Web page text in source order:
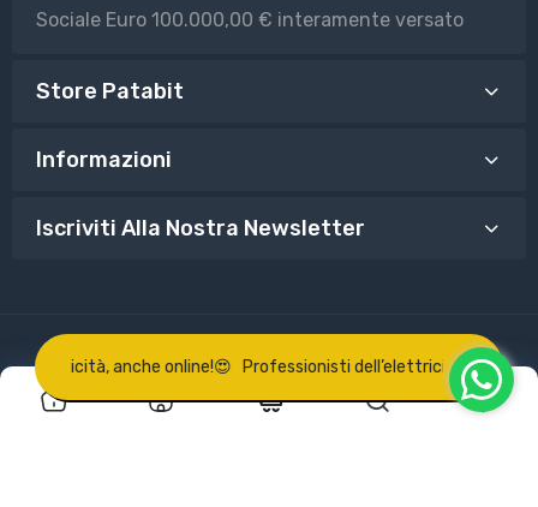
Sociale Euro 100.000,00 € interamente versato
Store Patabit
Informazioni
Iscriviti Alla Nostra Newsletter
© 2025 Patabit Powered by Shopify
0
anche online!😍 Professionisti dell’elettricità, anche